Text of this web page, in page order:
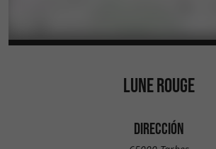
LUNE ROUGE
DIRECCIÓN